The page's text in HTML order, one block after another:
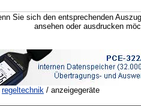
Sie sich den entsprechenden
ansehen oder ausdrucken
regeltechnik / anzeigegeräte